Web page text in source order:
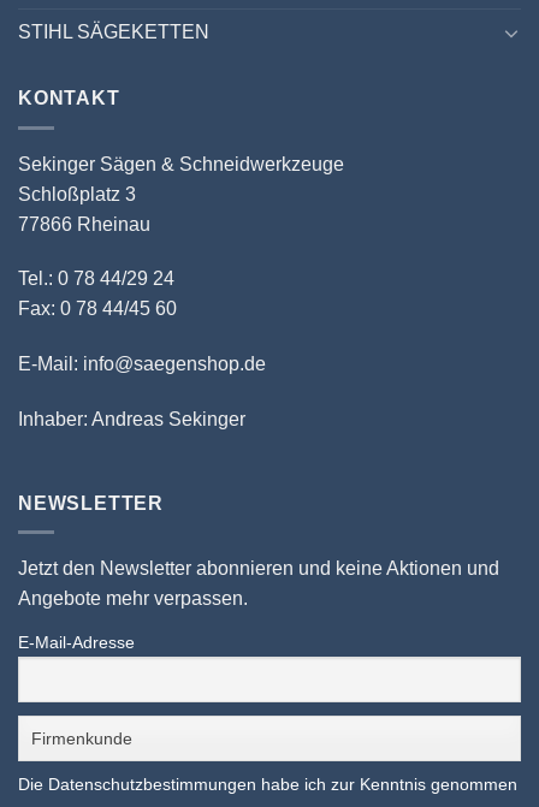
STIHL SÄGEKETTEN
KONTAKT
Sekinger Sägen & Schneidwerkzeuge
Schloßplatz 3
77866 Rheinau
Tel.: 0 78 44/29 24
Fax: 0 78 44/45 60
E-Mail: info@saegenshop.de
Inhaber: Andreas Sekinger
NEWSLETTER
Jetzt den Newsletter abonnieren und keine Aktionen und
Angebote mehr verpassen.
E-Mail-Adresse
Die Datenschutzbestimmungen habe ich zur Kenntnis genommen